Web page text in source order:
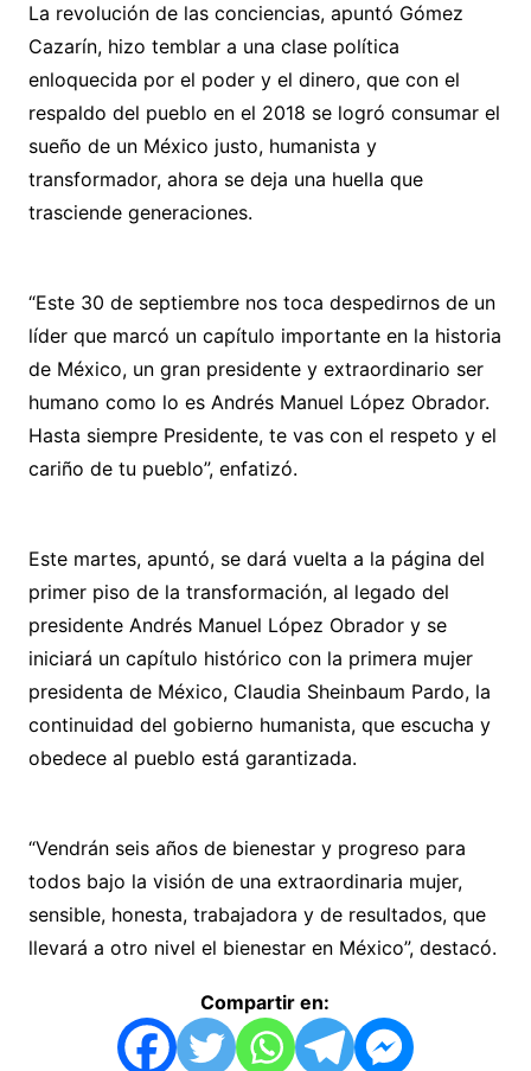
La revolución de las conciencias, apuntó Gómez
Cazarín, hizo temblar a una clase política
enloquecida por el poder y el dinero, que con el
respaldo del pueblo en el 2018 se logró consumar el
sueño de un México justo, humanista y
transformador, ahora se deja una huella que
trasciende generaciones.
“Este 30 de septiembre nos toca despedirnos de un
líder que marcó un capítulo importante en la historia
de México, un gran presidente y extraordinario ser
humano como lo es Andrés Manuel López Obrador.
Hasta siempre Presidente, te vas con el respeto y el
cariño de tu pueblo”, enfatizó.
Este martes, apuntó, se dará vuelta a la página del
primer piso de la transformación, al legado del
presidente Andrés Manuel López Obrador y se
iniciará un capítulo histórico con la primera mujer
presidenta de México, Claudia Sheinbaum Pardo, la
continuidad del gobierno humanista, que escucha y
obedece al pueblo está garantizada.
“Vendrán seis años de bienestar y progreso para
todos bajo la visión de una extraordinaria mujer,
sensible, honesta, trabajadora y de resultados, que
llevará a otro nivel el bienestar en México”, destacó.
Compartir en: